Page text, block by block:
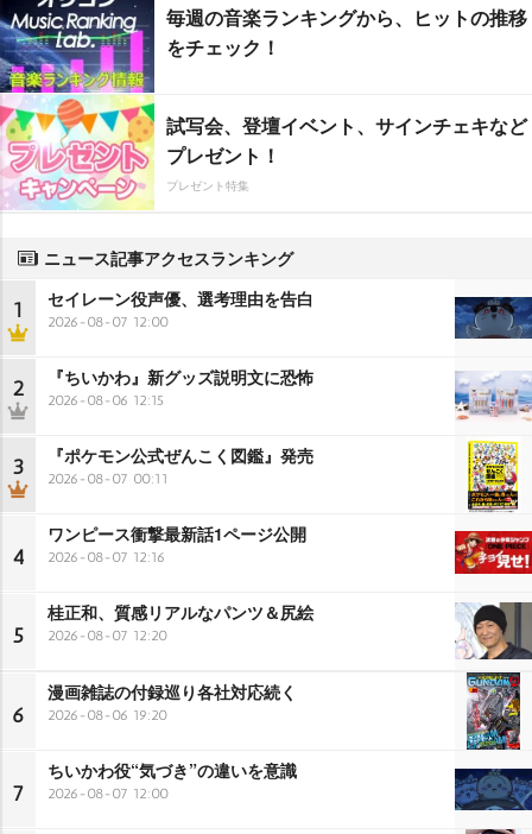
毎週の音楽ランキングから、ヒットの推移
をチェック！
試写会、登壇イベント、サインチェキなど
プレゼント！
プレゼント特集
ニュース記事アクセスランキング
1 セイレーン役声優、選考理由を告白
2026-08-07 12:00
2 『ちいかわ』新グッズ説明文に恐怖
2026-08-06 12:15
3 『ポケモン公式ぜんこく図鑑』発売
2026-08-07 00:11
4
ワンピース衝撃最新話1ページ公開
2026-08-07 12:16
5
桂正和、質感リアルなパンツ＆尻絵
2026-08-07 12:20
6
漫画雑誌の付録巡り各社対応続く
2026-08-06 19:20
7
ちいかわ役“気づき”の違いを意識
2026-08-07 12:00